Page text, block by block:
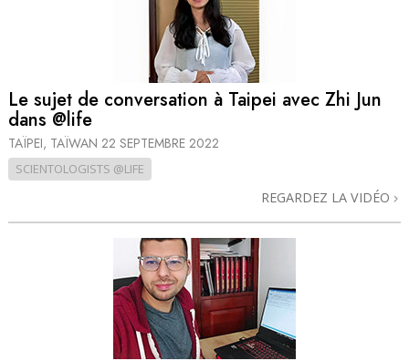
Le sujet de conversation à Taipei avec Zhi Jun
dans @life
TAÏPEI, TAÏWAN 22 SEPTEMBRE 2022
SCIENTOLOGISTS @LIFE
REGARDEZ LA VIDÉO